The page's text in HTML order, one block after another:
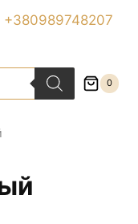
+380989748207
0